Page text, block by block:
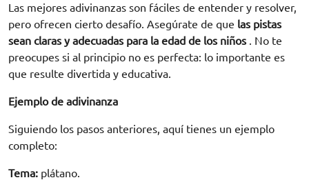
Las mejores adivinanzas son fáciles de entender y resolver,
pero ofrecen cierto desafío. Asegúrate de que las pistas
sean claras y adecuadas para la edad de los niños . No te
preocupes si al principio no es perfecta: lo importante es
que resulte divertida y educativa.
Ejemplo de adivinanza
Siguiendo los pasos anteriores, aquí tienes un ejemplo
completo:
Tema: plátano.